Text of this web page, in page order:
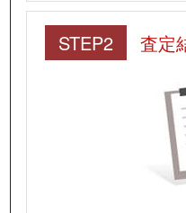
STEP2 査定